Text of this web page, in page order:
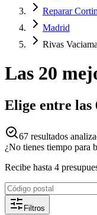
Reparar
Madrid
Rivas
Las 20
Elige entre las
67 resultados
¿No tienes tiempo para
Recibe hasta 4
Filtros